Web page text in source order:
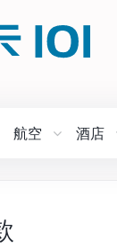
航空 酒店